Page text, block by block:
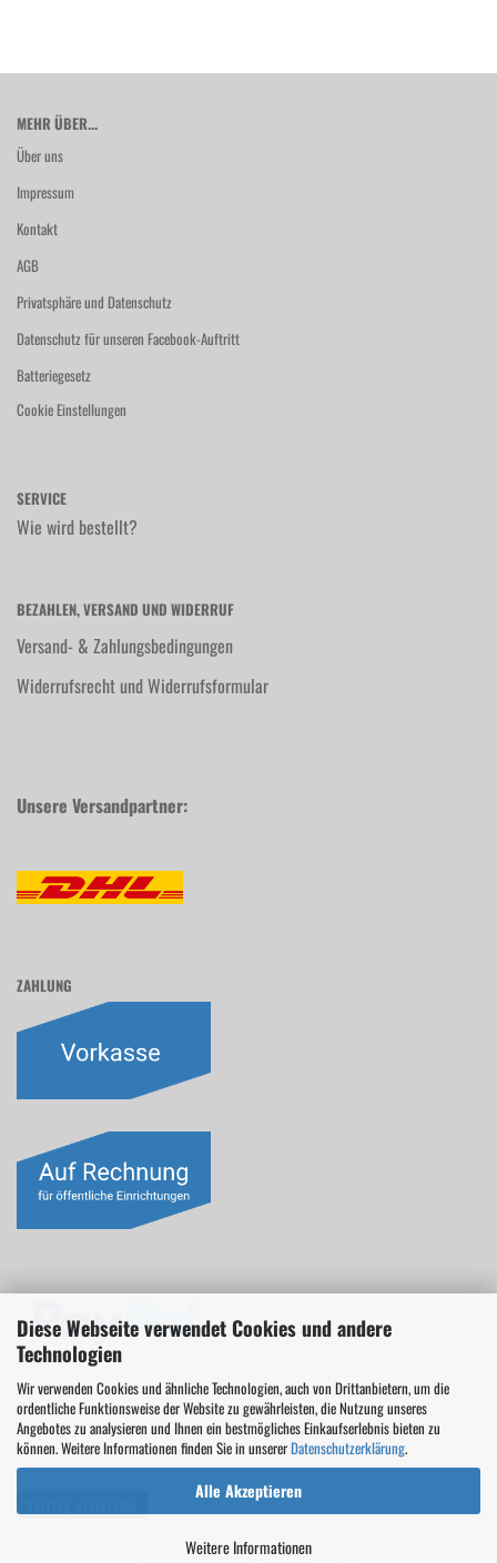
Diese Webseite verwendet Cookies und andere
Technologien
Wir verwenden Cookies und ähnliche Technologien, auch von Drittanbietern, um die
ordentliche Funktionsweise der Website zu gewährleisten, die Nutzung unseres
Angebotes zu analysieren und Ihnen ein bestmögliches Einkaufserlebnis bieten zu
können. Weitere Informationen finden Sie in unsererDatenschutzerklärung.
Alle Akzeptieren
Weitere Informationen
MEHR ÜBER...
Über uns
Impressum
Kontakt
AGB
Privatsphäre und Datenschutz
Datenschutz für unseren Facebook-Auftritt
Batteriegesetz
Cookie Einstellungen
SERVICE
Wie wird bestellt?
BEZAHLEN, VERSAND UND WIDERRUF
Versand- & Zahlungsbedingungen
Widerrufsrecht und Widerrufsformular
Unsere Versandpartner:
ZAHLUNG